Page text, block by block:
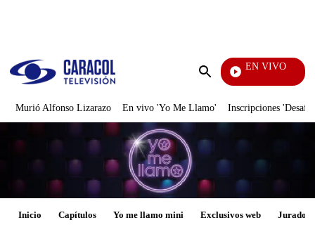
Enviar
EN VIVO
Televentas
Murió Alfonso Lizarazo En vivo 'Yo Me Llamo' Inscripciones
Inicio Capítulos Yo me llamo mini Exclusivos web Jurados